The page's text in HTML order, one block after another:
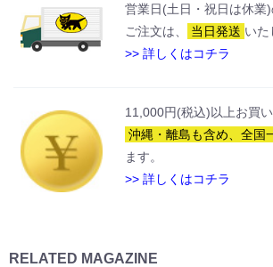
営業日(土日・祝日は休業
ご注文は、
当日発送 いた
>> 詳しくはコチラ
11,000円(税込)以上お買
沖縄・離島も含め、全国
ます。
>> 詳しくはコチラ
RELATED MAGAZINE